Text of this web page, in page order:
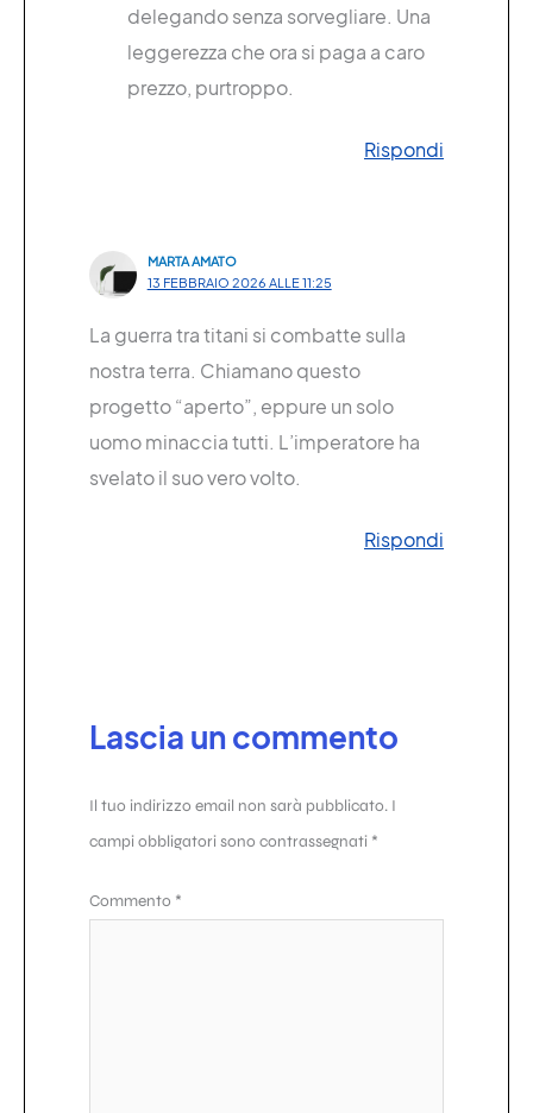
delegando senza sorvegliare. Una
leggerezza che ora si paga a caro
prezzo, purtroppo.
Rispondi
MARTA AMATO
13 FEBBRAIO 2026 ALLE 11:25
La guerra tra titani si combatte sulla
nostra terra. Chiamano questo
progetto “aperto”, eppure un solo
uomo minaccia tutti. L’imperatore ha
svelato il suo vero volto.
Rispondi
Lascia un commento
Il tuo indirizzo email non sarà pubblicato. I
campi obbligatori sono contrassegnati *
Commento *